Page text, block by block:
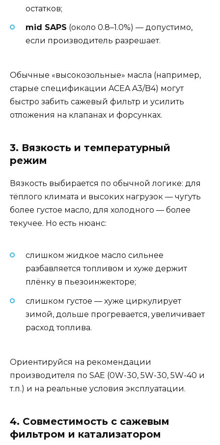
остатков;
mid SAPS (около 0.8–1.0%) — допустимо,
если производитель разрешает.
Обычные «высокозольные» масла (например,
старые спецификации ACEA A3/B4) могут
быстро забить сажевый фильтр и усилить
отложения на клапанах и форсунках.
3. Вязкость и температурный
режим
Вязкость выбирается по обычной логике: для
тёплого климата и высоких нагрузок — чугуть
более густое масло, для холодного — более
текучее. Но есть нюанс:
слишком жидкое масло сильнее
разбавляется топливом и хуже держит
плёнку в пьезоинжекторе;
слишком густое — хуже циркулирует
зимой, дольше прогревается, увеличивает
расход топлива.
Ориентируйся на рекомендации
производителя по SAE (0W-30, 5W-30, 5W-40 и
т.п.) и на реальные условия эксплуатации.
4. Совместимость с сажевым
фильтром и катализатором